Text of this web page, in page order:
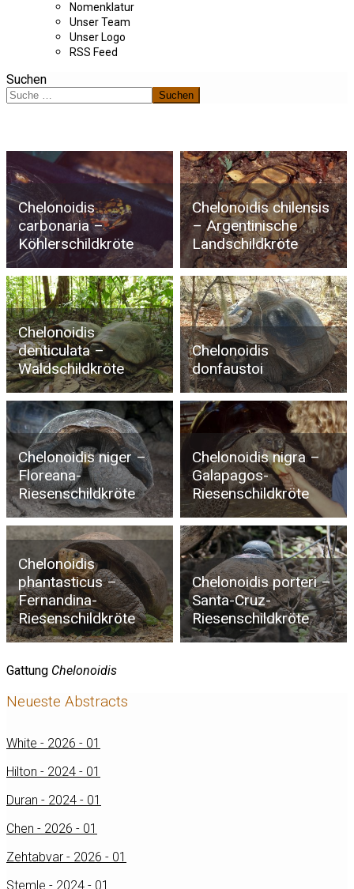
Nomenklatur
Unser Team
Unser Logo
RSS Feed
Suchen
Suchen
Chelonoidis
carbonaria –
Köhlerschildkröte
Chelonoidis chilensis
– Argentinische
Landschildkröte
Chelonoidis
denticulata –
Waldschildkröte
Chelonoidis
donfaustoi
Chelonoidis niger –
Floreana-
Riesenschildkröte
Chelonoidis nigra –
Galapagos-
Riesenschildkröte
Chelonoidis
phantasticus –
Fernandina-
Riesenschildkröte
Chelonoidis porteri –
Santa-Cruz-
Riesenschildkröte
Gattung Chelonoidis
Neueste Abstracts
White - 2026 - 01
Hilton - 2024 - 01
Duran - 2024 - 01
Chen - 2026 - 01
Zehtabvar - 2026 - 01
Stemle - 2024 - 01